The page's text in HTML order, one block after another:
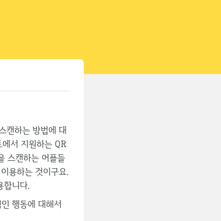
캔하는 방법에 대
서 지원하는 QR
스캔하는 어플들
용하는 것이구요.
합니다.
행동에 대해서